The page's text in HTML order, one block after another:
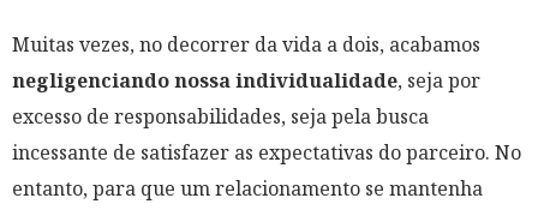
Muitas vezes, no decorrer da vida a dois, acabamos
negligenciando nossa individualidade, seja por
excesso de responsabilidades, seja pela busca
incessante de satisfazer as expectativas do parceiro. No
entanto, para que um relacionamento se mantenha